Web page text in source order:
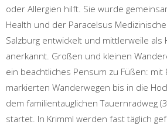
oder Allergien hilft. Sie wurde
Health und der Paracelsus
Salzburg entwickelt und mittlerweile als
anerkannt. Großen und kleinen
ein beachtliches Pensum zu Füßen: mit
markierten Wanderwegen bis in die
dem familientauglichen Tauernradweg
startet. In Krimml werden fast täglich